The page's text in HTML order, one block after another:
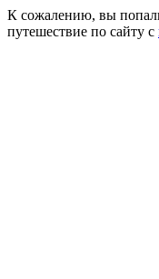
К сожалению, вы
путешествие по сайту с